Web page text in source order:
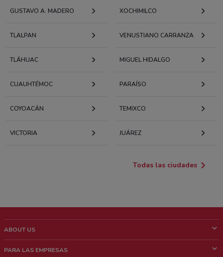
GUSTAVO A. MADERO XOCHIMILCO
TLALPAN VENUSTIANO CARRANZA
TLÁHUAC MIGUEL HIDALGO
CUAUHTÉMOC PARAÍSO
COYOACÁN TEMIXCO
VICTORIA JUÁREZ
Todas las ciudades
ABOUT US
PARA LAS EMPRESAS